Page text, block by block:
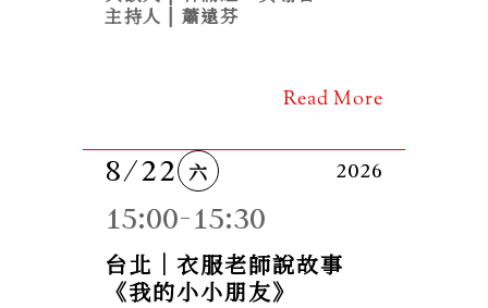
主持人 | 蕭遠芬
Read More
8/22 六 2026
15:00-15:30
台北｜衣服老師說故事
《我的小小朋友》